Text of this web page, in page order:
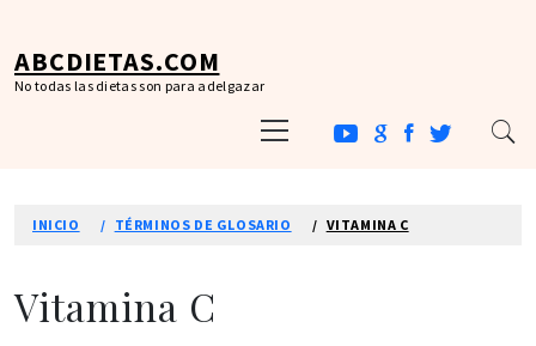
contenido
ABCDIETAS.COM
No todas las dietas son para adelgazar
principal
INICIO TÉRMINOS DE GLOSARIO VITAMINA C
Vitamina C